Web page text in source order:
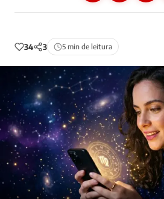
34 3 5 min de leitura